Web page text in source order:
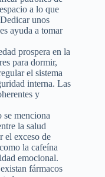
a lo que
unos
ayuda a tomar
prospera en la
para dormir,
el sistema
interna. Las
y
se menciona
la salud
el exceso de
la cafeína
emocional.
fármacos